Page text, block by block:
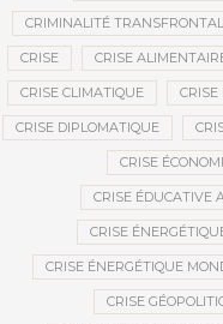
CRIMINALITÉ
CRISE CRISE
CRISE CLIMATIQUE CRISE
CRISE DIPLOMATIQUE
CRISE
CRISE ÉDUCATIVE
CRISE
CRISE ÉNERGÉTIQUE
CRISE